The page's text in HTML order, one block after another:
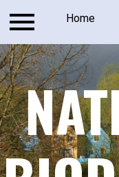
Inloggen Home